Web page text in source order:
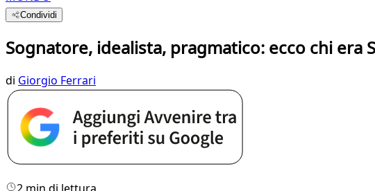
Condividi
Sognatore, idealista, pragmatico: ecco chi era
di Giorgio Ferrari